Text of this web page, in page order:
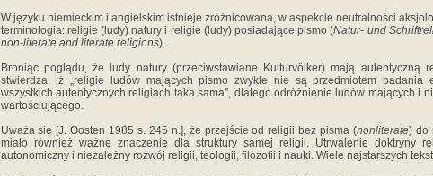
W języku niemieckim i angielskim istnieje zróżnicowana, w aspekcie neutralności
terminologia: religie (ludy) natury i religie (ludy) posiadające pismo (Natur- und
non-literate and literate religions).
Broniąc poglądu, że ludy natury (przeciwstawiane Kulturvölker) mają autentyczną
stwierdza, iż „religie ludów mających pismo zwykle nie są przedmiotem badania
wszystkich autentycznych religiach taka sama”, dlatego odróżnienie ludów mających i
wartościującego.
Uważa się [J. Oosten 1985 s. 245 n.], że przejście od religii bez pisma (nonliterate) do
miało również ważne znaczenie dla struktury samej religii. Utrwalenie doktryny
autonomiczny i niezależny rozwój religii, teologii, filozofii i nauki. Wiele najstarszych